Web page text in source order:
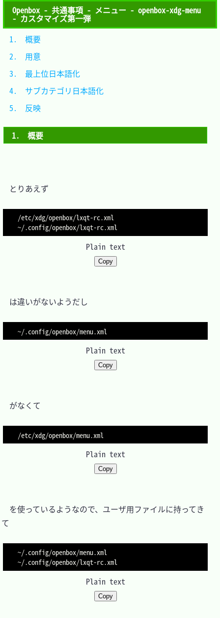
Openbox - 共通事項 - メニュー - openbox-xdg-menu
- カスタマイズ第一弾
1.　概要
とりあえず
/etc/xdg/openbox/lxqt-rc.xml
Plain text
Copy
は違いがないようだし
Plain text
Copy
がなくて
Plain text
Copy
を使っているようなので、ユーザ用ファイルに持ってき
て
~/.config/openbox/menu.xml
Plain text
Copy